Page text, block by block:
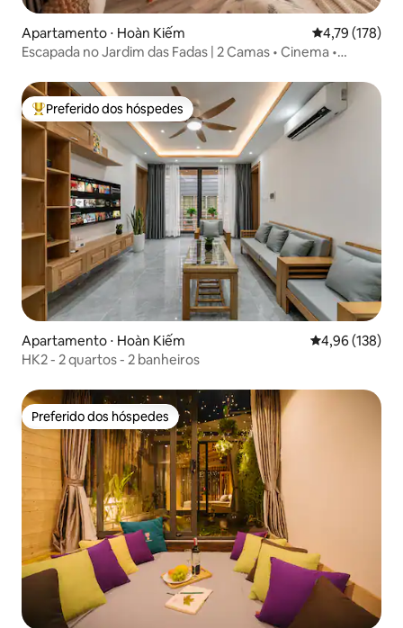
Apartamento ⋅ Hoàn Kiếm 4,79 de uma
4,79 (178)
Escapada no Jardim das Fadas | 2 Camas • Cinema •
Entre os melhores preferidos dos hóspedes
Preferido dos hóspedes
Apartamento ⋅ Hoàn Kiếm 4,96 de uma
4,96 (138)
HK2 - 2 quartos - 2 banheiros
Preferido dos hóspedes
Preferido dos hóspedes